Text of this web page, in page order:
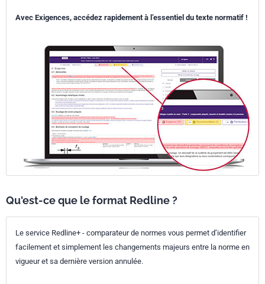
Avec Exigences, accédez rapidement à l’essentiel du texte normatif !
Qu'est-ce que le format Redline ?
Le service Redline+ - comparateur de normes vous permet d’identifier
facilement et simplement les changements majeurs entre la norme en
vigueur et sa dernière version annulée.